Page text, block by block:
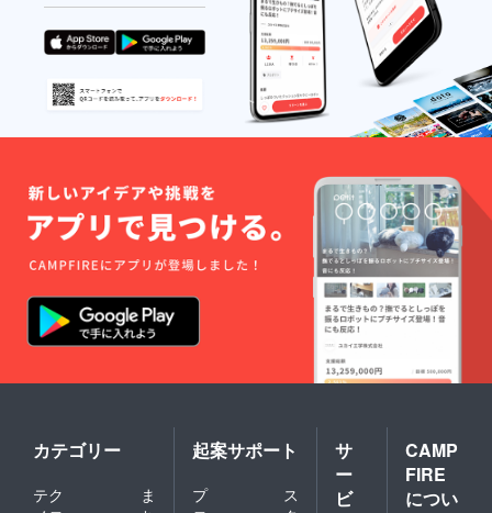
カテゴリー
テク
ま
起案サポート
プ
ス
サ
ー
ビ
CAMP
FIRE
につい